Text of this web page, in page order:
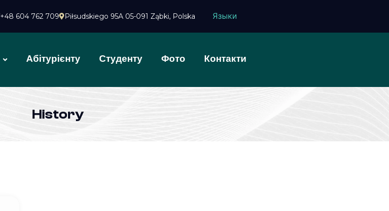
+48 604 762 709 Piłsudskiego 95A 05-091 Ząbki, Polska Языки
Абітурієнту Студенту Фото Контакти
History